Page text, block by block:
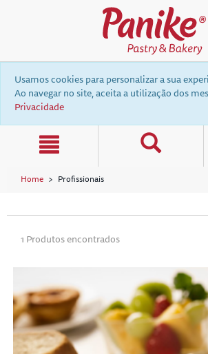
Usamos cookies para personalizar a sua
Ao navegar no site, aceita a utilização dos
Privacidade
Home Profissionais
1 Produtos encontrados